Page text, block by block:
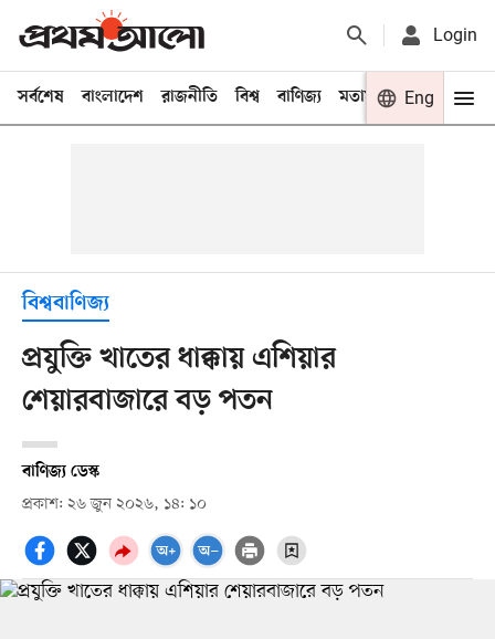
Login
সর্বশেষ বাংলাদেশ রাজনীতি বিশ্ব বাণিজ্য মতামত খেলা
Eng
বিশ্ববাণিজ্য
প্রযুক্তি খাতের ধাক্কায় এশিয়ার
শেয়ারবাজারে বড় পতন
বাণিজ্য ডেস্ক
প্রকাশ: ২৬ জুন ২০২৬, ১৪: ১০